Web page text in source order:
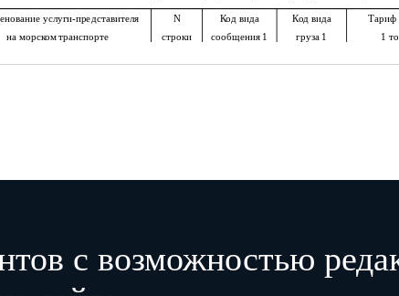
услуги-представителя
на морском транспорте
N
строки
Код вида
сообщения 1
Код вида
груза 1
Тариф
1
с возможностью